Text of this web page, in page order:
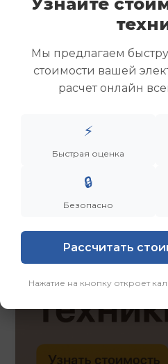
Скупка ноутбуков
Скупка ультрабуков
Скупка рабочих ноутбуков
Скупка старых ноутбуков
Скупка внешних жестких
Заказать
Мы предлагаем
стоимости вашей
расчет онлайн
⚡
Быстрая оценка
🔒
Безопасно
Рассчитать
Нажатие на кнопку откроет